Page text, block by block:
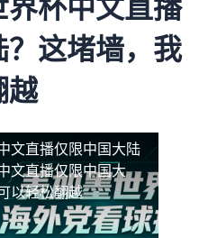
界杯中文直播
这堵墙，我
越
文直播仅限中国大陆
文直播仅限中国大
以轻松翻越